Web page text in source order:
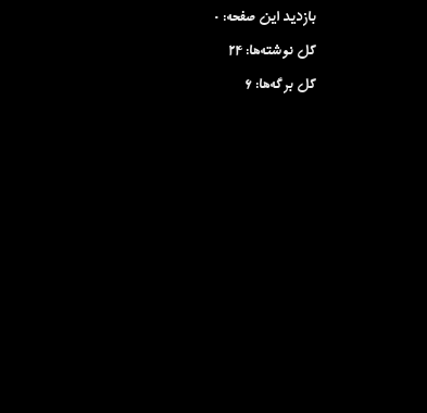
بازدید این صفحه: 0
کل نوشته‌ها: 24
کل برگه‌ها: 6